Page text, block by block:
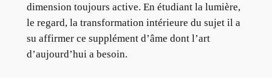
dimension toujours active. En étudiant la lumière,
le regard, la transformation intérieure du sujet il a
su affirmer ce supplément d’âme dont l’art
d’aujourd’hui a besoin.